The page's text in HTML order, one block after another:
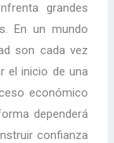
grandes
En un mundo
son cada vez
el inicio de una
económico
dependerá
confianza